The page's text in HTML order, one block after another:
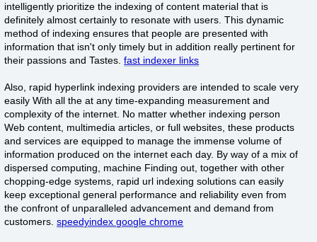
intelligently prioritize the indexing of content material that is
definitely almost certainly to resonate with users. This dynamic
method of indexing ensures that people are presented with
information that isn't only timely but in addition really pertinent for
their passions and Tastes.fast indexer links
Also, rapid hyperlink indexing providers are intended to scale very
easily With all the at any time-expanding measurement and
complexity of the internet. No matter whether indexing person
Web content, multimedia articles, or full websites, these products
and services are equipped to manage the immense volume of
information produced on the internet each day. By way of a mix of
dispersed computing, machine Finding out, together with other
chopping-edge systems, rapid url indexing solutions can easily
keep exceptional general performance and reliability even from
the confront of unparalleled advancement and demand from
customers.speedyindex google chrome